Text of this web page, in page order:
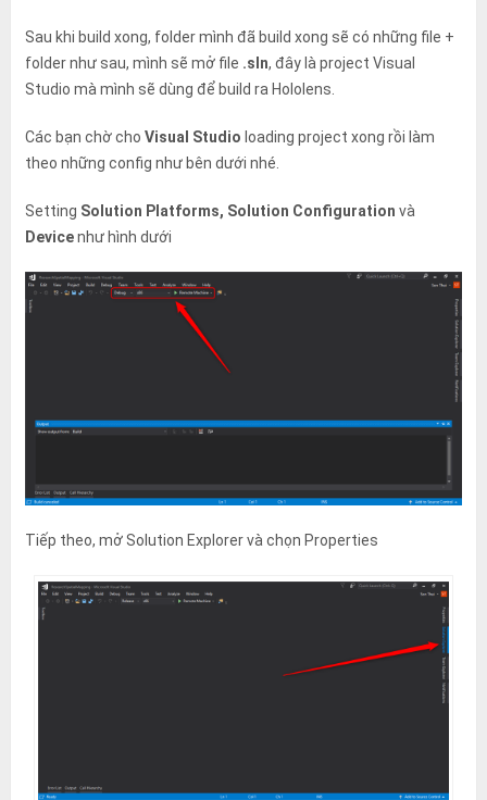
Sau khi build xong, folder mình đã build xong sẽ có những file +
folder như sau, mình sẽ mở file .sln, đây là project Visual
Studio mà mình sẽ dùng để build ra Hololens.
Các bạn chờ cho Visual Studio loading project xong rồi làm
theo những config như bên dưới nhé.
Setting Solution Platforms, Solution Configuration và
Devicenhư hình dưới
Tiếp theo, mở Solution Explorer và chọn Properties